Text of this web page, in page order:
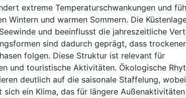
extreme Temperaturschwankungen und
Wintern und warmen Sommern. Die
und beeinflusst die jahreszeitliche
sind dadurch geprägt, dass
folgen. Diese Struktur ist relevant für
und touristische Aktivitäten. Ökologische
deutlich auf die saisonale Staffelung,
ein Klima, das für längere